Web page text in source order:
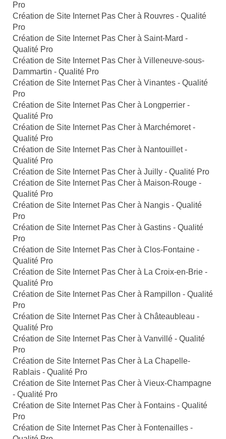
Pro
Création de Site Internet Pas Cher à Rouvres - Qualité
Pro
Création de Site Internet Pas Cher à Saint-Mard -
Qualité Pro
Création de Site Internet Pas Cher à Villeneuve-sous-
Dammartin - Qualité Pro
Création de Site Internet Pas Cher à Vinantes - Qualité
Pro
Création de Site Internet Pas Cher à Longperrier -
Qualité Pro
Création de Site Internet Pas Cher à Marchémoret -
Qualité Pro
Création de Site Internet Pas Cher à Nantouillet -
Qualité Pro
Création de Site Internet Pas Cher à Juilly - Qualité Pro
Création de Site Internet Pas Cher à Maison-Rouge -
Qualité Pro
Création de Site Internet Pas Cher à Nangis - Qualité
Pro
Création de Site Internet Pas Cher à Gastins - Qualité
Pro
Création de Site Internet Pas Cher à Clos-Fontaine -
Qualité Pro
Création de Site Internet Pas Cher à La Croix-en-Brie -
Qualité Pro
Création de Site Internet Pas Cher à Rampillon - Qualité
Pro
Création de Site Internet Pas Cher à Châteaubleau -
Qualité Pro
Création de Site Internet Pas Cher à Vanvillé - Qualité
Pro
Création de Site Internet Pas Cher à La Chapelle-
Rablais - Qualité Pro
Création de Site Internet Pas Cher à Vieux-Champagne
- Qualité Pro
Création de Site Internet Pas Cher à Fontains - Qualité
Pro
Création de Site Internet Pas Cher à Fontenailles -